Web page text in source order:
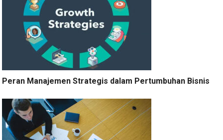
Peran Manajemen Strategis dalam Pertumbuhan Bisnis